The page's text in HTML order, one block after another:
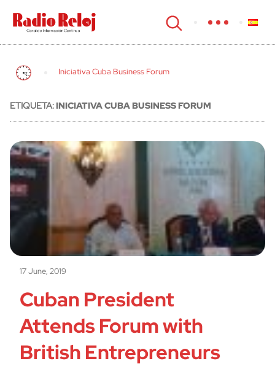
cerrar
Iniciativa Cuba Business Forum
ETIQUETA:INICIATIVA CUBA BUSINESS FORUM
17 June, 2019
Cuban President
Attends Forum with
British Entrepreneurs